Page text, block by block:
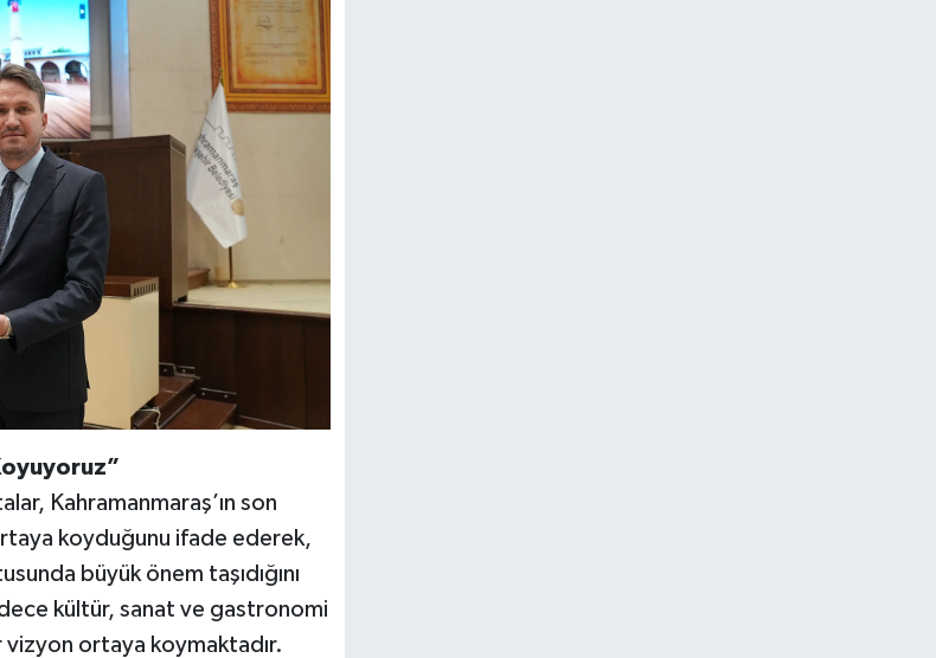
Kahramanmaraş’ın son
koyduğunu ifade ederek,
büyük önem taşıdığını
kültür, sanat ve gastronomi
vizyon ortaya koymaktadır.